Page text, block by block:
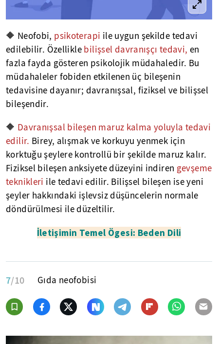
🔶 Neofobi, psikoterapi ile uygun şekilde tedavi
edilebilir. Özelliklebilişsel davranışçı tedavi, en
fazla fayda gösteren psikolojik müdahaledir. Bu
müdahaleler fobiden etkilenen üç bileşenin
tedavisine dayanır; davranışsal, fiziksel ve bilişsel
bileşendir.
🔶 Davranışsal bileşen maruz kalma yoluyla tedavi
edilir. Birey, alışmak ve korkuyu yenmek için
korktuğu şeylere kontrollü bir şekilde maruz kalır.
Fiziksel bileşen anksiyete düzeyini indiren gevşeme
teknikleri ile tedavi edilir. Bilişsel bileşen ise yeni
şeyler hakkındaki işlevsiz düşüncelerin normale
döndürülmesi ile düzeltilir.
İletişimin Temel Ögesi: Beden Dili
7/10 Gıda neofobisi